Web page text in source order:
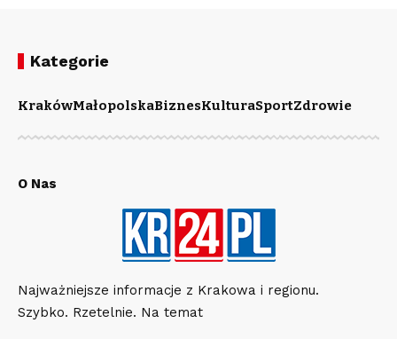
Kategorie
KrakówMałopolskaBiznesKulturaSportZdrowie
O Nas
Najważniejsze informacje z Krakowa i regionu.
Szybko. Rzetelnie. Na temat